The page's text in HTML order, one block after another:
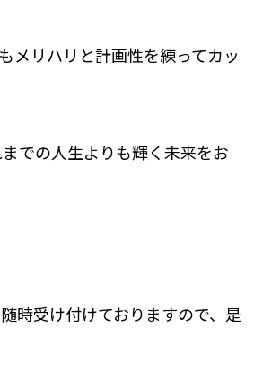
メリハリと計画性を練ってカッ
での人生よりも輝く未来をお
時受け付けておりますので、是